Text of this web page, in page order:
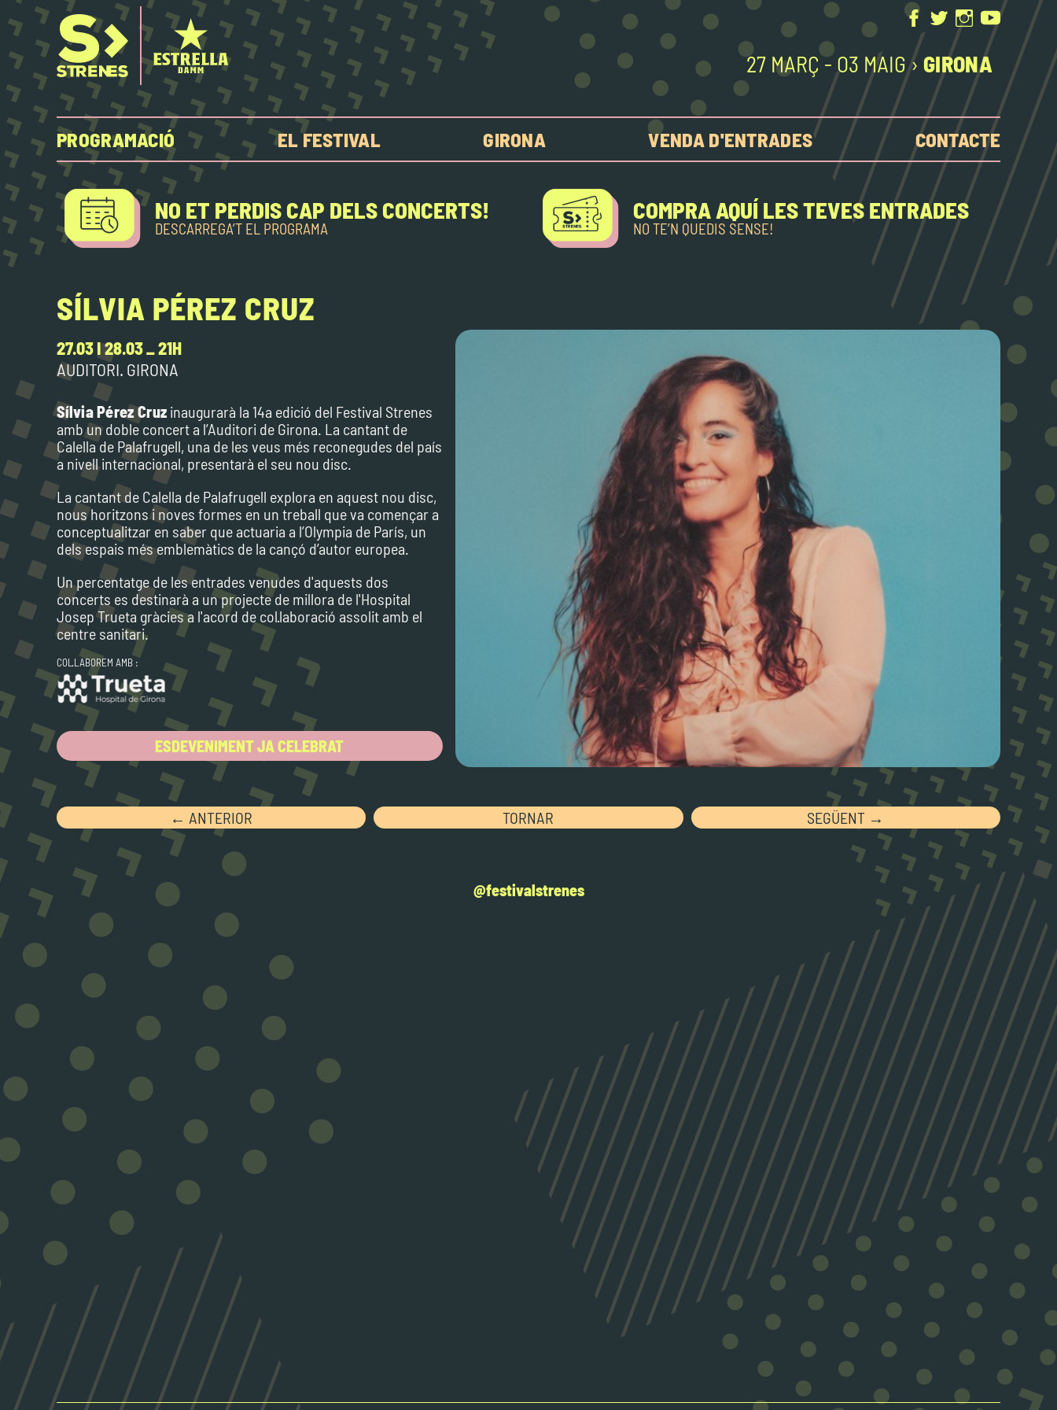
27 MARÇ - O3 MAIG › GIRONA
PROGRAMACIÓ EL FESTIVAL GIRONA VENDA D'ENTRADES CONTACTE
NO ET PERDIS CAP DELS CONCERTS!
DESCARREGA’T EL PROGRAMA
COMPRA AQUÍ LES TEVES ENTRADES
NO TE’N QUEDIS SENSE!
SÍLVIA PÉREZ CRUZ
27.03 I 28.03 _ 21H
AUDITORI. GIRONA
Sílvia Pérez Cruz inaugurarà la 14a edició del Festival Strenes
amb un doble concert a l’Auditori de Girona. La cantant de
Calella de Palafrugell, una de les veus més reconegudes del país
a nivell internacional, presentarà el seu nou disc.
La cantant de Calella de Palafrugell explora en aquest nou disc,
nous horitzons i noves formes en un treball que va començar a
conceptualitzar en saber que actuaria a l’Olympia de París, un
dels espais més emblemàtics de la cançó d’autor europea.
Un percentatge de les entrades venudes d'aquests dos
concerts es destinarà a un projecte de millora de l'Hospital
Josep Trueta gràcies a l'acord de col·laboració assolit amb el
centre sanitari.
COL·LABOREM AMB :
ESDEVENIMENT JA CELEBRAT
← ANTERIOR TORNAR SEGÜENT →
@festivalstrenes